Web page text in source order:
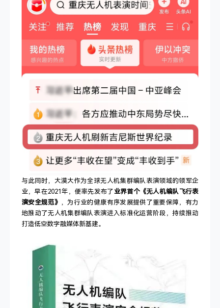
与此同时，大漠大作为全球无人机集群编队表演领域的领军企
业，早在2021年，便率先发布了 业界首个《无人机编队飞行表
演安全规范》 ，为行业的健康有序发展提供了重要保障，有力
地推动了无人机集群编队表演进入标准化运营阶段，持续推动
打造低空数字融媒体新基建。